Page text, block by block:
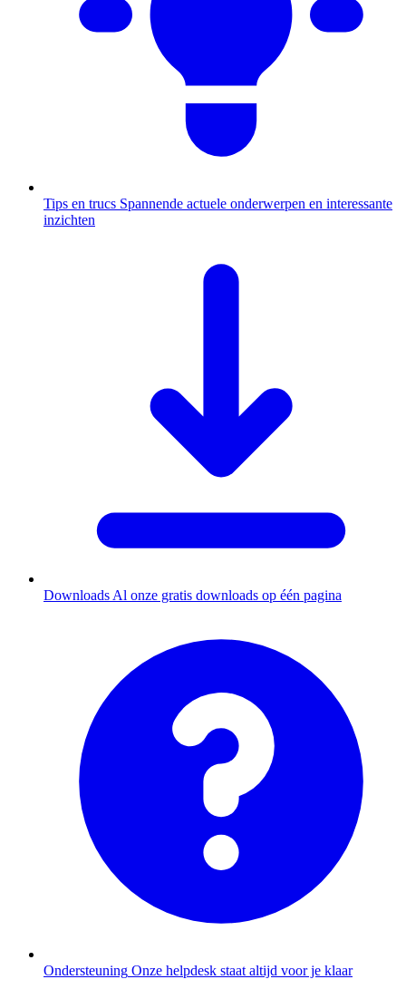
Tips en trucs Spannende actuele onderwerpen en interessante
inzichten
Downloads Al onze gratis downloads op één pagina
Ondersteuning Onze helpdesk staat altijd voor je klaar